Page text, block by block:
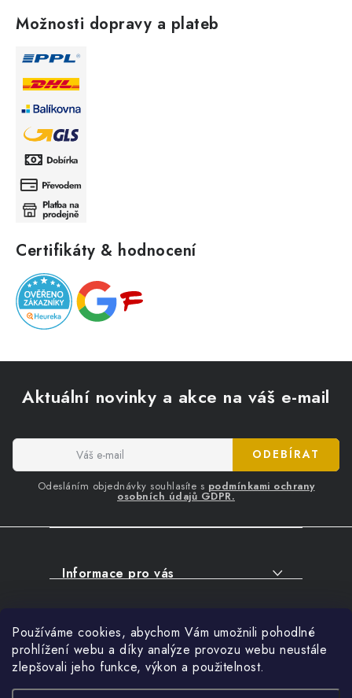
Používáme cookies, abychom Vám umožnili pohodlné
prohlížení webu a díky analýze provozu webu neustále
zlepšovali jeho funkce, výkon a použitelnost.
Možnosti dopravy a plateb
Certifikáty & hodnocení
Aktuální novinky a akce na váš e-mail
Odesláním objednávky souhlasíte s podmínkami ochrany
osobních údajů GDPR.
ODEBÍRAT
Z
Informace pro vás
SERVIS
FIRMY, ŠKOLY, PARTNEŘI
ARTHAS MAGAZÍN
Facebook
Přihlášení